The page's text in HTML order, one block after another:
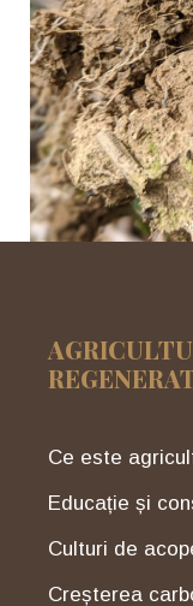
Ce este
Educație și
Culturi de
Creșterea